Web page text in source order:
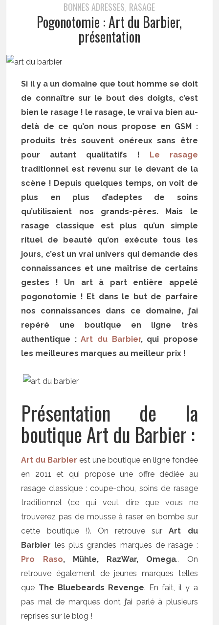
BONNES ADRESSES, RASAGE
Pogonotomie : Art du Barbier,
présentation
Si il y a un domaine que tout homme se doit
de connaître sur le bout des doigts, c’est
bien le rasage ! le rasage, le vrai va bien au-
delà de ce qu’on nous propose en GSM :
produits très souvent onéreux sans être
pour autant qualitatifs !
Le rasage
traditionnel est revenu sur le devant de la
scène ! Depuis quelques temps, on voit de
plus en plus d’adeptes de soins
qu’utilisaient nos grands-pères. Mais le
rasage classique est plus qu’un simple
rituel de beauté qu’on exécute tous les
jours, c’est un vrai univers qui demande des
connaissances et une maîtrise de certains
gestes ! Un art à part entière appelé
pogonotomie ! Et dans le but de parfaire
nos connaissances dans ce domaine, j’ai
repéré une boutique en ligne très
authentique :Art du Barbier, qui propose
les meilleures marques au meilleur prix !
Présentation de la
boutique Art du Barbier :
Art du Barbier est une boutique en ligne fondée
en 2011 et qui propose une offre dédiée au
rasage classique : coupe-chou, soins de rasage
traditionnel (ce qui veut dire que vous ne
trouverez pas de mousse à raser en bombe sur
cette boutique !). On retrouve surArt du
Barbier les plus grandes marques de rasage :
Pro Raso, Mühle, RazWar, Omega.. On
retrouve également de jeunes marques telles
que The Bluebeards Revenge. En fait, il y a
pas mal de marques dont j’ai parlé à plusieurs
reprises sur le blog !